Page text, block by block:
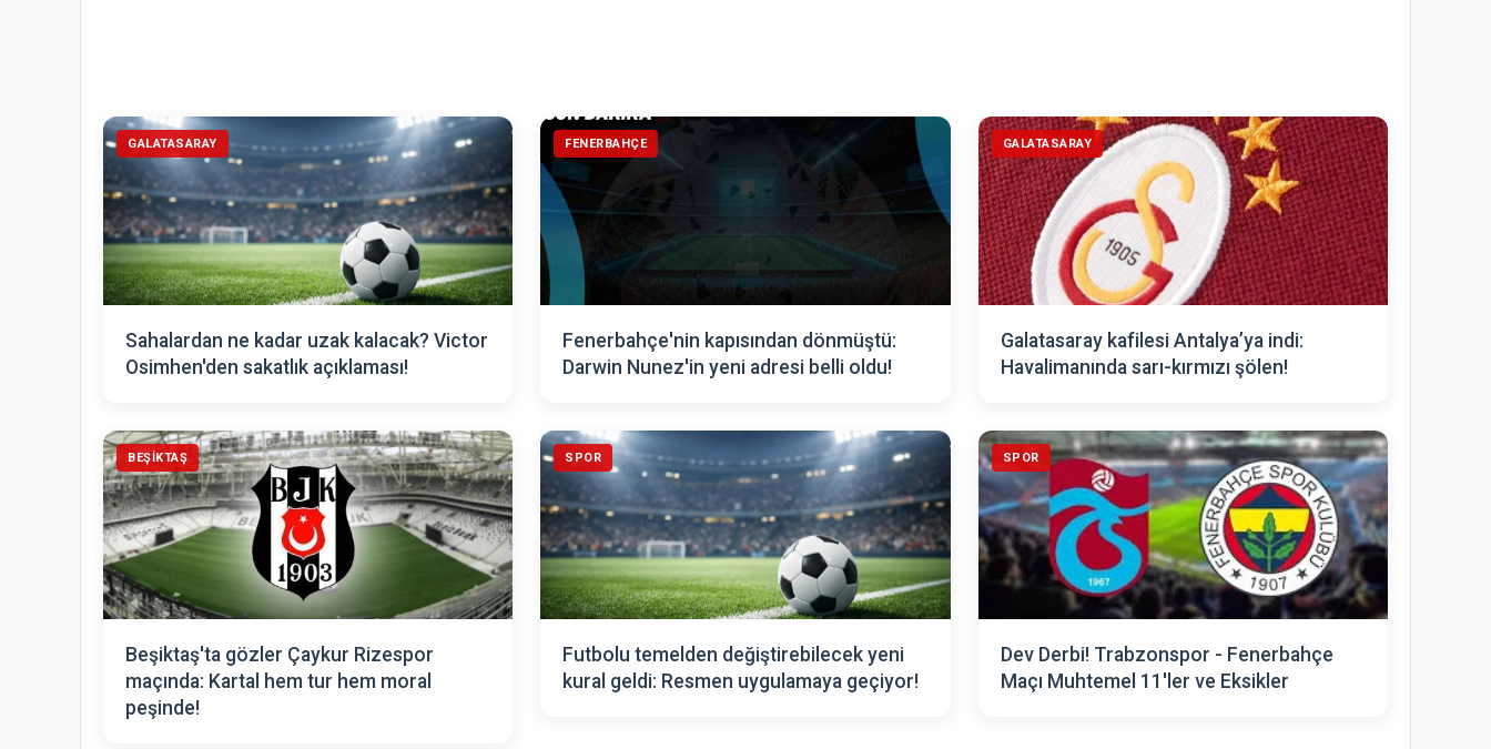
GALATASARAY
Sahalardan ne kadar uzak kalacak? Victor
Osimhen'den sakatlık açıklaması!
FENERBAHÇE
Fenerbahçe'nin kapısından dönmüştü:
Darwin Nunez'in yeni adresi belli oldu!
GALATASARAY
Galatasaray kafilesi Antalya’ya indi:
Havalimanında sarı-kırmızı şölen!
BEŞIKTAŞ
Beşiktaş'ta gözler Çaykur Rizespor
maçında: Kartal hem tur hem moral
peşinde!
SPOR
Futbolu temelden değiştirebilecek yeni
kural geldi: Resmen uygulamaya geçiyor!
SPOR
Dev Derbi! Trabzonspor - Fenerbahçe
Maçı Muhtemel 11'ler ve Eksikler